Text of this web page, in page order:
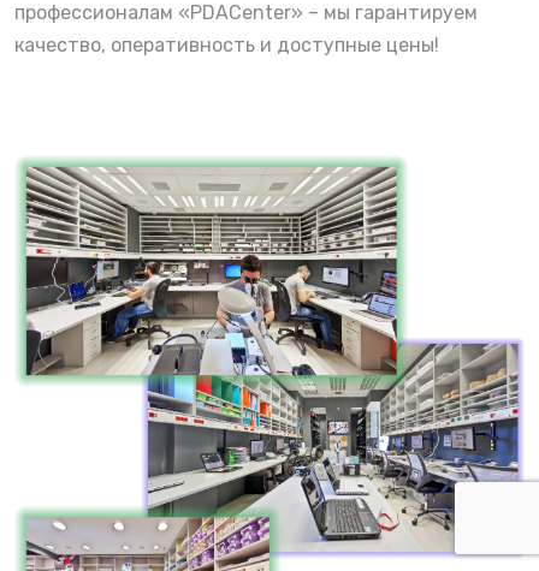
профессионалам «PDACenter» – мы гарантируем
качество, оперативность и доступные цены!